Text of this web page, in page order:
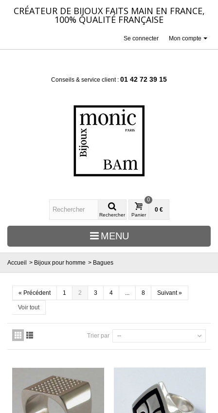
CRÉATEUR DE BIJOUX FAITS MAIN EN FRANCE,
100% QUALITÉ FRANÇAISE
Mon compte
Se connecter
Conseils & service client : 01 42 72 39 15
Rechercher Panier
0
0 €
MENU
Accueil > Bijoux pour homme > Bagues
« Précédent 1 2 3 4 ... 8 Suivant»
Voir tout
Trier par --